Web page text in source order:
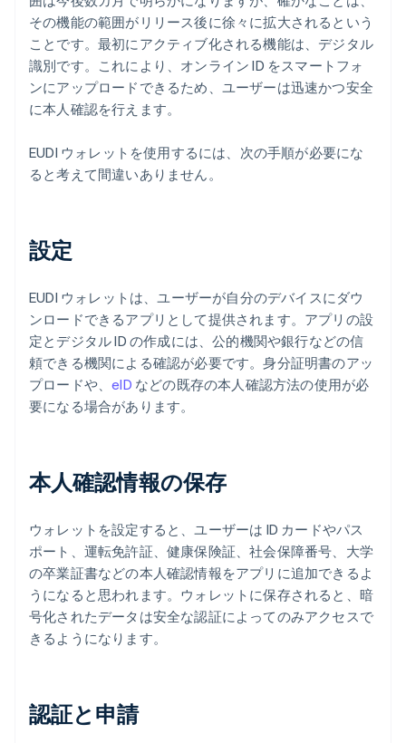
その機能の範囲がリリース後に徐々に拡大されるという
ことです。最初にアクティブ化される機能は、デジタル
識別です。これにより、オンライン ID をスマートフォ
ンにアップロードできるため、ユーザーは迅速かつ安全
に本人確認を行えます。
EUDI ウォレットを使用するには、次の手順が必要にな
ると考えて間違いありません。
設定
EUDI ウォレットは、ユーザーが自分のデバイスにダウ
ンロードできるアプリとして提供されます。アプリの設
定とデジタル ID の作成には、公的機関や銀行などの信
頼できる機関による確認が必要です。身分証明書のアッ
プロードや、eID などの既存の本人確認方法の使用が必
要になる場合があります。
本人確認情報の保存
ウォレットを設定すると、ユーザーは ID カードやパス
ポート、運転免許証、健康保険証、社会保障番号、大学
の卒業証書などの本人確認情報をアプリに追加できるよ
うになると思われます。ウォレットに保存されると、暗
号化されたデータは安全な認証によってのみアクセスで
きるようになります。
認証と申請